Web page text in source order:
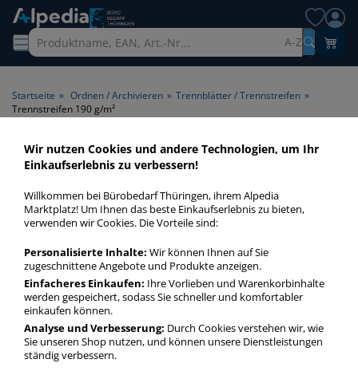
A-Z
Startseite » Ordnen / Archivieren » Trennblätter / Trennstreifen »
Trennstreifen 190 g/m²
Trennstreifen 190 g/m² >
Papiergrammatur 190 g/m²
Trennstreifen 190 gm² in bester Qualität zum günstigen
Filter-Funktion.
Trennstreifen 190 g/m²
mehr Infos zur Kategorie
Wir nutzen Cookies und andere Technologien, um Ihr
Einkaufserlebnis zu verbessern!
Willkommen bei Bürobedarf Thüringen, ihrem Alpedia
Marktplatz! Um Ihnen das beste Einkaufserlebnis zu bieten,
verwenden wir Cookies. Die Vorteile sind:
Personalisierte Inhalte: Wir können Ihnen auf Sie
zugeschnittene Angebote und Produkte anzeigen.
Einfacheres Einkaufen: Ihre Vorlieben und Warenkorbinhalte
werden gespeichert, sodass Sie schneller und komfortabler
einkaufen können.
Analyse und Verbesserung: Durch Cookies verstehen wir, wie
Sie unseren Shop nutzen, und können unsere Dienstleistungen
ständig verbessern.